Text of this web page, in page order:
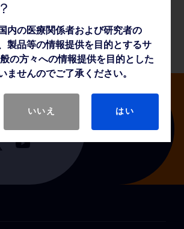
内の医療関係者および研究者の
製品等の情報提供を目的とするサ
の方々への情報提供を目的とした
ませんのでご了承ください。
いいえ はい